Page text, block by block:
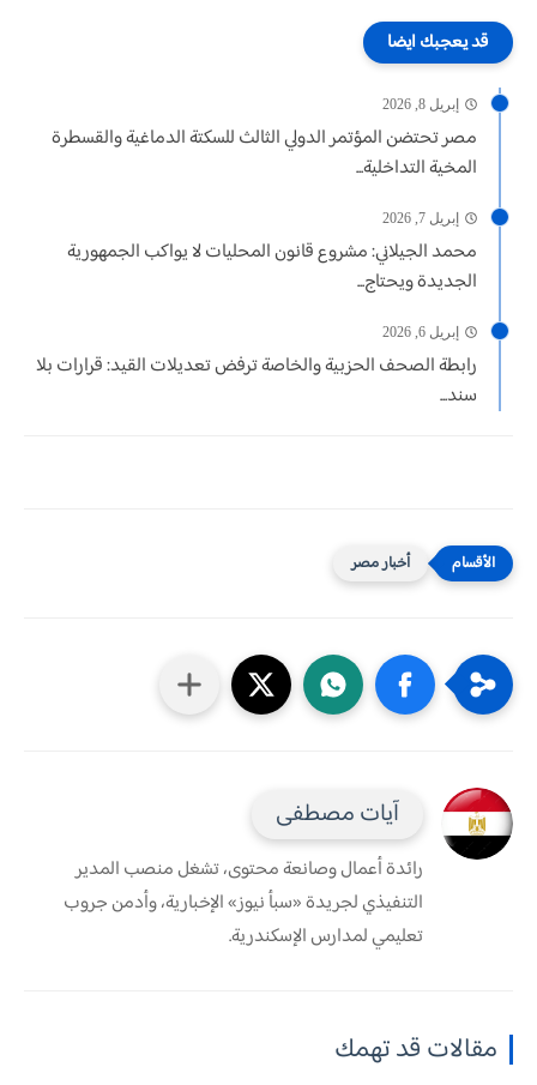
قد يعجبك ايضا
إبريل 8, 2026
مصر تحتضن المؤتمر الدولي الثالث للسكتة الدماغية والقسطرة
المخية التداخلية...
إبريل 7, 2026
محمد الجيلاني: مشروع قانون المحليات لا يواكب الجمهورية
الجديدة ويحتاج...
إبريل 6, 2026
رابطة الصحف الحزبية والخاصة ترفض تعديلات القيد: قرارات بلا
سند...
أخبار مصر
آيات مصطفى
رائدة أعمال وصانعة محتوى، تشغل منصب المدير
التنفيذي لجريدة «سبأ نيوز» الإخبارية، وأدمن جروب
تعليمي لمدارس الإسكندرية.
مقالات قد تهمك